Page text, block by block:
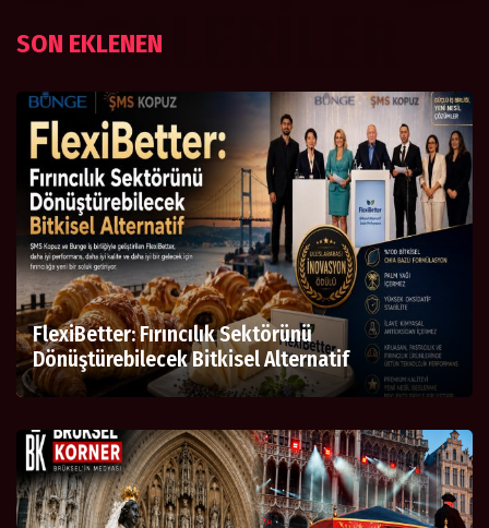
SON EKLENENGALERILER
FlexiBetter: Fırıncılık Sektörünü
Dönüştürebilecek Bitkisel Alternatif